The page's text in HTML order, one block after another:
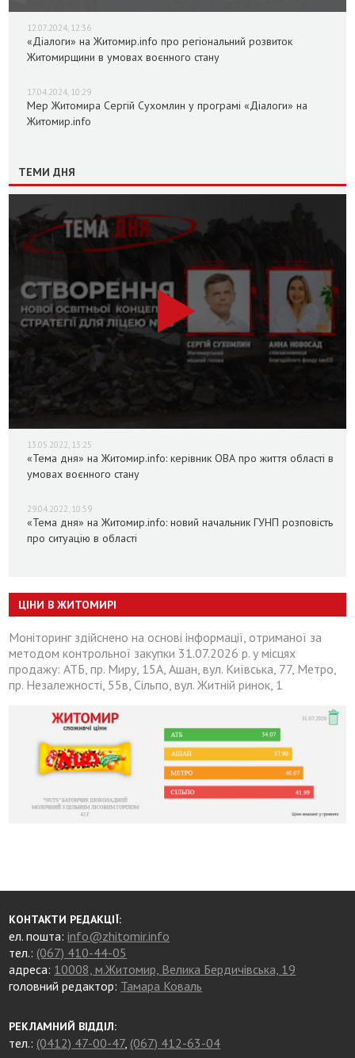
12.07.2024, 12:36
«Діалоги» на Житомир.info про регіональний розвиток
Житомирщини в умовах воєнного стану
17.04.2024, 10:29
Мер Житомира Сергій Сухомлин у програмі «Діалоги» на
Житомир.info
ТЕМИ ДНЯ
13.05.2022, 13:25
«Тема дня» на Житомир.info: керівник ОВА про життя області в
умовах воєнного стану
29.04.2022, 10:59
«Тема дня» на Житомир.info: новий начальник ГУНП розповість
про ситуацію в області
ЦІНИ В ЖИТОМИРІ
Моніторинг здійснено на основі інформації, отриманої за
методом контрольної закупки 31.07.2026 р. у місцях
продажу: АТБ, пр. Миру, 15А, Ашан, вул. Київська, 77, Метро,
пр. Незалежності, 55в, Сільпо, вул. Житній ринок, 1
КОНТАКТИ РЕДАКЦІЇ:
ел. пошта:info@zhitomir.info
тел.: (067) 410-44-05
адреса: 10008, м.Житомир, Велика Бердичівська, 19
головний редактор: Тамара Коваль
РЕКЛАМНИЙ ВІДДІЛ:
тел.: (0412) 47-00-47, (067) 412-63-04